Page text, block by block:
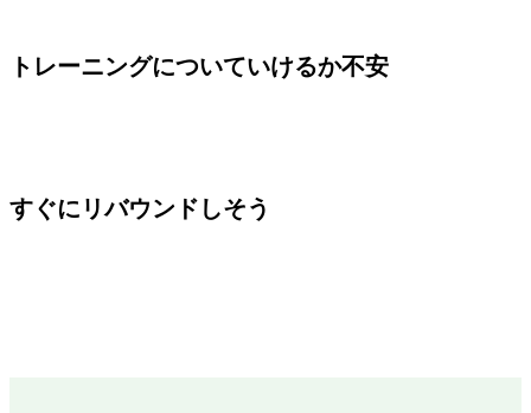
トレーニングについていけるか不安
すぐにリバウンドしそう